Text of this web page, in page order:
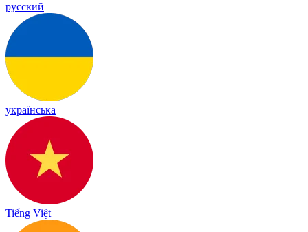
русский
українська
Tiếng Việt